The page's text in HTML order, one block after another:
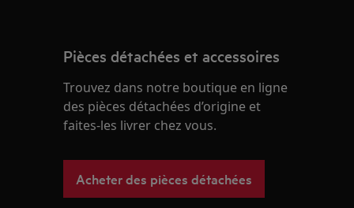
Pièces détachées et accessoires
Trouvez dans notre boutique en ligne
des pièces détachées d’origine et
faites-les livrer chez vous.
Acheter des pièces détachées